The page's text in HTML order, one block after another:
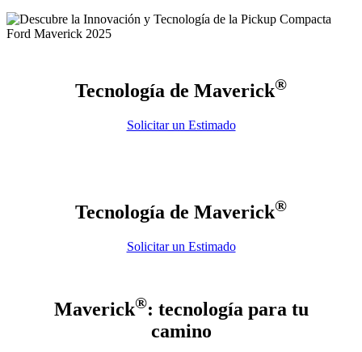
Tecnología de Maverick®
Solicitar un Estimado
Tecnología de Maverick®
Solicitar un Estimado
Maverick®: tecnología para tu
camino